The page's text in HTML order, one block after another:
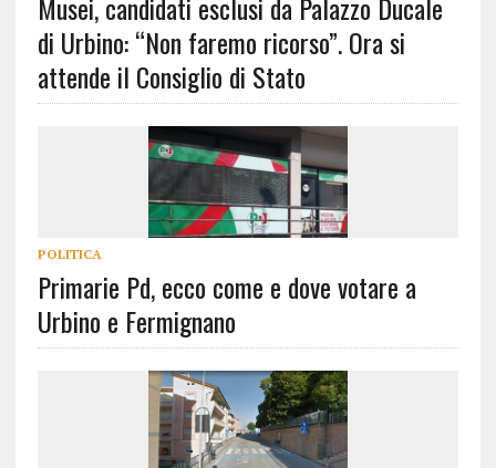
di Urbino: “Non faremo ricorso”. Ora si
attende il Consiglio di Stato
POLITICA
Primarie Pd, ecco come e dove votare a
Urbino e Fermignano